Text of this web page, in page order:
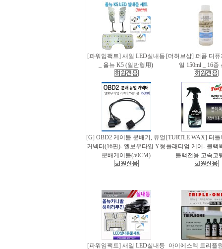
[파워임팩트] 새일 LED실내등
_ 올뉴 K5 (일반형用)
[더허브샵] 퍼퓸 디
일 150ml _ 16종
[G] OBD2 케이블 분배기, 듀얼
커넥터(16핀)- 엘보우타입 Y형
분배케이블(50CM)
[TURTLE WAX] 터
플래티엄 케어- 블랙
블랙전용 고속코
[파워임팩트] 새일 LED실내등 아이에스텍 트리플